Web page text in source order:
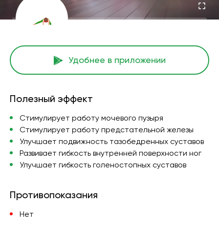
Удобнее в приложении
Полезный эффект
Стимулирует работу мочевого пузыря
Стимулирует работу предстательной железы
Улучшает подвижность тазобедренных суставов
Развивает гибкость внутренней поверхности ног
Улучшает гибкость голеностопных суставов
Противопоказания
Нет